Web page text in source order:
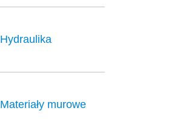
Hydraulika
Materiały murowe